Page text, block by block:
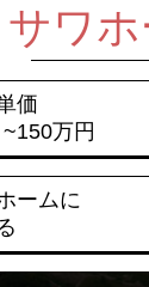
サワ
価
万円
ームに